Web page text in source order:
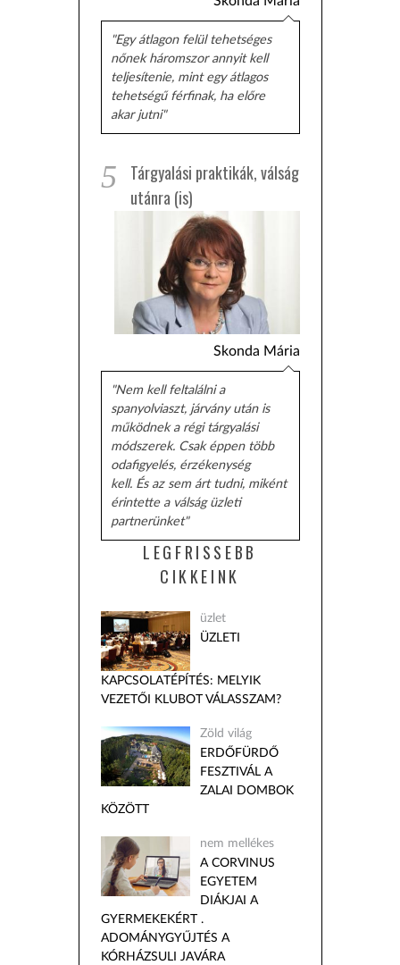
"Egy átlagon felül tehetséges
nőnek háromszor annyit kell
teljesítenie, mint egy átlagos
tehetségű férfinak, ha előre
akar jutni"
5
Tárgyalási praktikák, válság
utánra (is)
Skonda Mária
"Nem kell feltalálni a
spanyolviaszt, járvány után is
működnek a régi tárgyalási
módszerek. Csak éppen több
odafigyelés, érzékenység
kell. És az sem árt tudni, miként
érintette a válság üzleti
partnerünket"
LEGFRISSEBB
CIKKEINK
üzlet
ÜZLETI
KAPCSOLATÉPÍTÉS: MELYIK
VEZETŐI KLUBOT VÁLASSZAM?
Zöld világ
ERDŐFÜRDŐ
FESZTIVÁL A
ZALAI DOMBOK
KÖZÖTT
nem mellékes
A CORVINUS
EGYETEM
DIÁKJAI A
GYERMEKEKÉRT .
ADOMÁNYGYŰJTÉS A
KÓRHÁZSULI JAVÁRA